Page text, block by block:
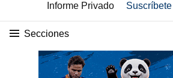
Informe Privado Suscríbete
Secciones